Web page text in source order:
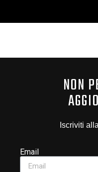
NON
Iscriviti
Email